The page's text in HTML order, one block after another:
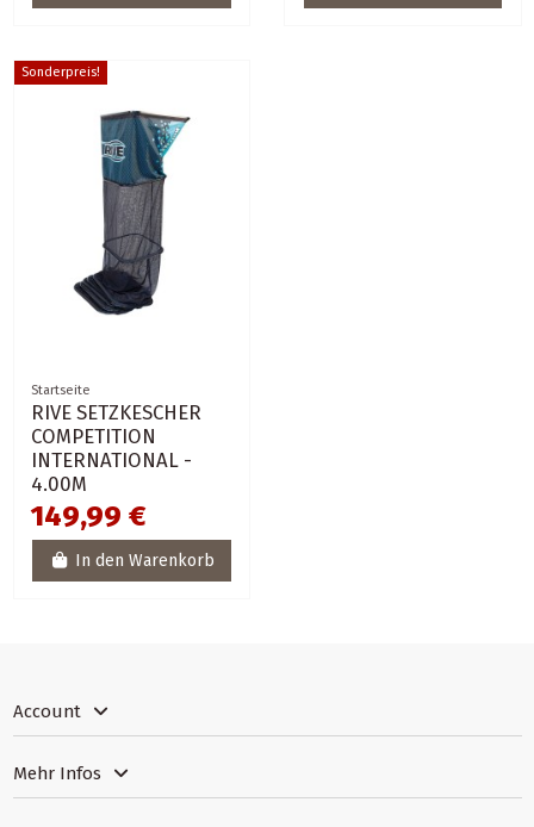
Sonderpreis!
Startseite
RIVE SETZKESCHER
COMPETITION
INTERNATIONAL -
4.00M
149,99 €
In den Warenkorb
Account
Mehr Infos